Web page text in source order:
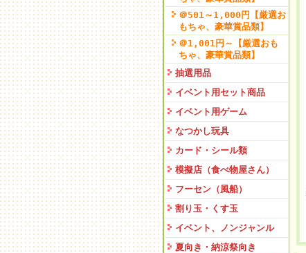
＠501～1,000円【厳選お
もちゃ、豪華賞品類】
＠1,001円～【厳選おも
ちゃ、豪華賞品類】
抽選用品
イベント用セット商品
イベント用ゲーム
なつかし玩具
カード・シール類
模擬店（食べ物屋さん）
フーセン（風船）
割り玉・くす玉
イベント、ノンジャンル
夏向き・納涼祭向き